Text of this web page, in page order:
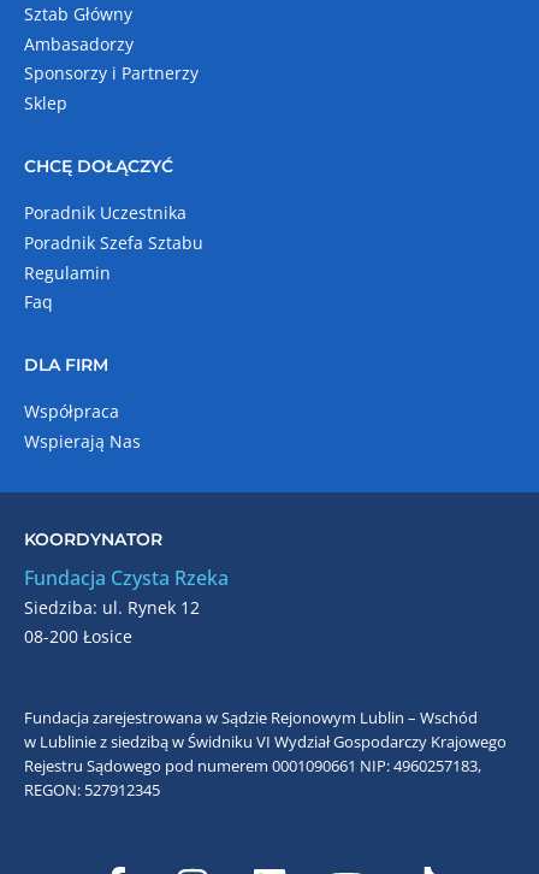
Sztab Główny
Ambasadorzy
Sponsorzy i Partnerzy
Sklep
CHCĘ DOŁĄCZYĆ
Poradnik Uczestnika
Poradnik Szefa Sztabu
Regulamin
Faq
DLA FIRM
Współpraca
Wspierają Nas
KOORDYNATOR
Fundacja Czysta Rzeka
Siedziba: ul. Rynek 12
08-200 Łosice
Fundacja zarejestrowana w Sądzie Rejonowym Lublin – Wschód
w Lublinie z siedzibą w Świdniku VI Wydział Gospodarczy Krajowego
Rejestru Sądowego pod numerem 0001090661 NIP: 4960257183,
REGON: 527912345